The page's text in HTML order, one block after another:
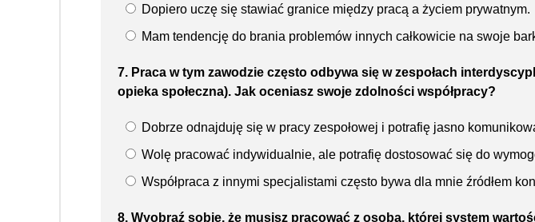
Dopiero uczę się stawiać granice między pracą a życiem prywatnym.
Mam tendencję do brania problemów innych całkowicie na swoje
7. Praca w tym zawodzie często odbywa się w zespołach
opieka społeczna). Jak oceniasz swoje zdolności współpracy?
Dobrze odnajduję się w pracy zespołowej i potrafię jasno
Wolę pracować indywidualnie, ale potrafię dostosować się do
Współpraca z innymi specjalistami często bywa dla mnie źródłem
8. Wyobraź sobie, że musisz pracować z osobą, której system